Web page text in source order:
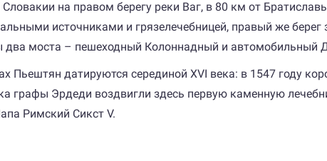
на правом берегу реки Ваг, в 80 км от
источниками и грязелечебницей, правый же
два моста – пешеходный Колоннадный и автомобильный
Пьештян датируются серединой XVI века: в 1547 году
графы Эрдеди воздвигли здесь первую каменную
Римский Сикст V.